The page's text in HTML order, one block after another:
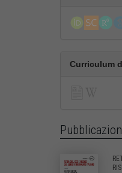
Curriculum